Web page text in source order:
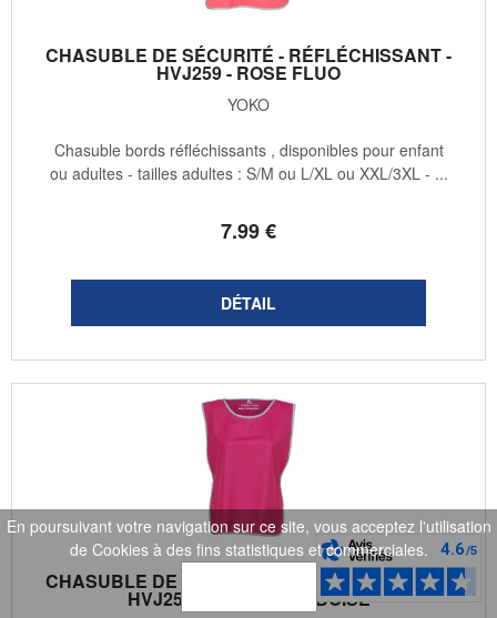
CHASUBLE DE SÉCURITÉ - RÉFLÉCHISSANT -
HVJ259 - ROSE FLUO
YOKO
7.99€
Chasuble bords réfléchissants , disponibles pour enfant
ou adultes - tailles adultes : S/M ou L/XL ou XXL/3XL - ...
CHASUBLE DE SÉCURITÉ - RÉFLÉCHISSANT -
HVJ259 - ROSE FRAMBOISE
En poursuivant votre navigation sur ce site, vous acceptez l'utilisation
de Cookies à des fins statistiques et commerciales.